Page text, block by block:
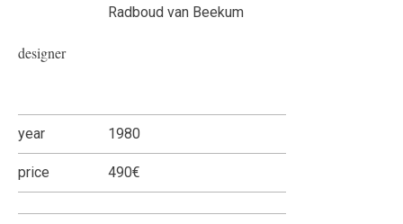
designer
Radboud van Beekum
year 1980
price 490€